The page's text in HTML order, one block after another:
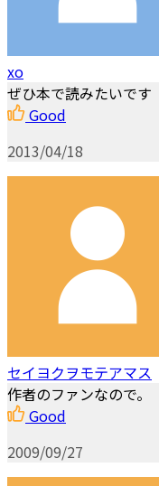
xo
ぜひ本で読みたいです
Good
2013/04/18
セイヨクヲモテアマス
作者のファンなので。
Good
2009/09/27